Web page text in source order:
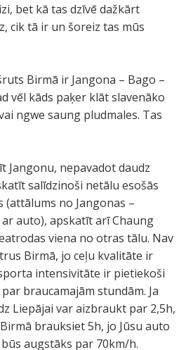
bet kā tas dzīvē dažkārt
cik tā ir un šoreiz tas mūs
Birmā ir Jangona – Bago –
vēl kāds paķer klāt slavenāko
ngwe saung pludmales. Tas
Jangonu, nepavadot daudz
salīdzinoši netālu esošās
(attālums no Jangonas –
auto), apskatīt arī Chaung
viena no otras tālu. Nav
Birmā, jo ceļu kvalitāte ir
intensivitāte ir pietiekoši
braucamajām stundām. Ja
Liepājai var aizbraukt par 2,5h,
brauksiet 5h, jo Jūsu auto
augstāks par 70km/h.